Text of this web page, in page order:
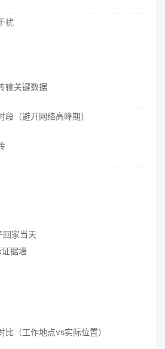
扰
输关键数据
段（避开网络高峰期）
回家当天
证据墙
比（工作地点vs实际位置）